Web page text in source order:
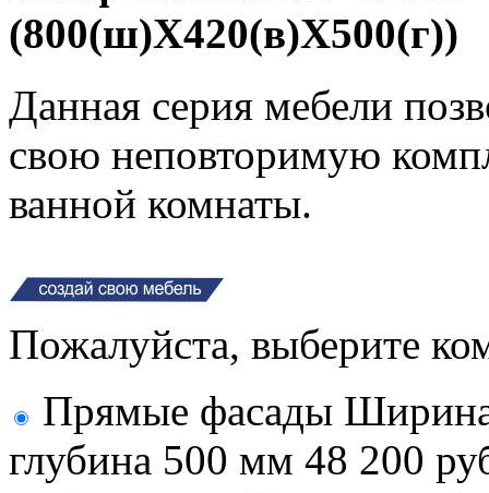
(800(ш)Х420(в)Х500(г))
Данная серия мебели
свою неповторимую
ванной комнаты.
Пожалуйста, выберите
Прямые фасады
глубина 500 мм 48 200